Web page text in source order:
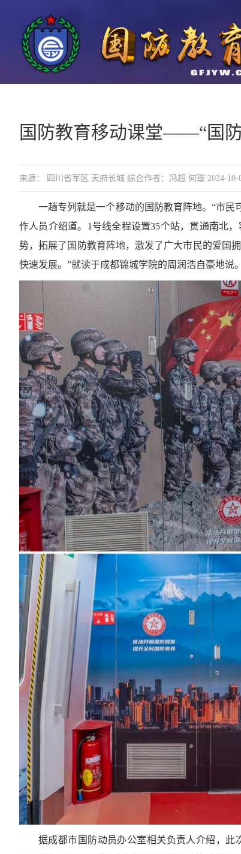
国防教育移动课堂——“国
来源： 四川省军区 天府长城 综合作者：冯超 何璇 2024-10-
一趟专列就是一个移动的国防教育阵地。“市民
作人员介绍道。1号线全程设置35个站，贯通南北
势，拓展了国防教育阵地，激发了广大市民的爱国
快速发展。”就读于成都锦城学院的周润浩自豪地说。
据成都市国防动员办公室相关负责人介绍，此